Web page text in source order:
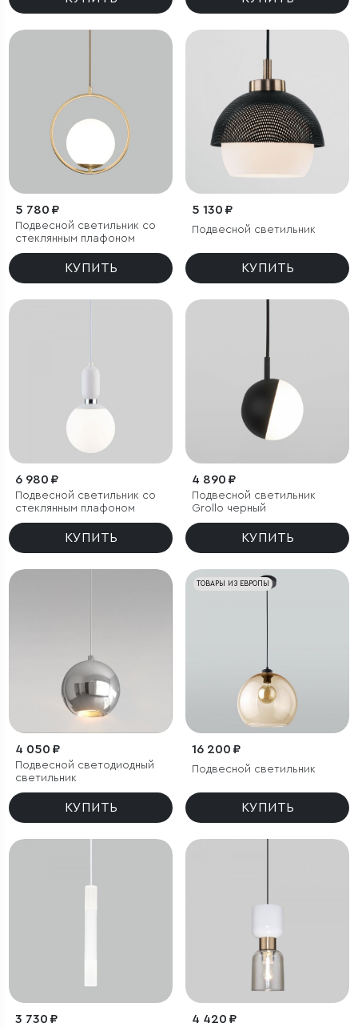
5 780 ₽
Подвесной светильник со
стеклянным плафоном
КУПИТЬ
5 130 ₽
Подвесной светильник
КУПИТЬ
6 980 ₽
Подвесной светильник со
стеклянным плафоном
КУПИТЬ
4 890 ₽
Подвесной светильник
Grollo черный
КУПИТЬ
4 050 ₽
Подвесной светодиодный
светильник
КУПИТЬ
ТОВАРЫ ИЗ ЕВРОПЫ
16 200 ₽
Подвесной светильник
КУПИТЬ
3 730 ₽ 4 420 ₽